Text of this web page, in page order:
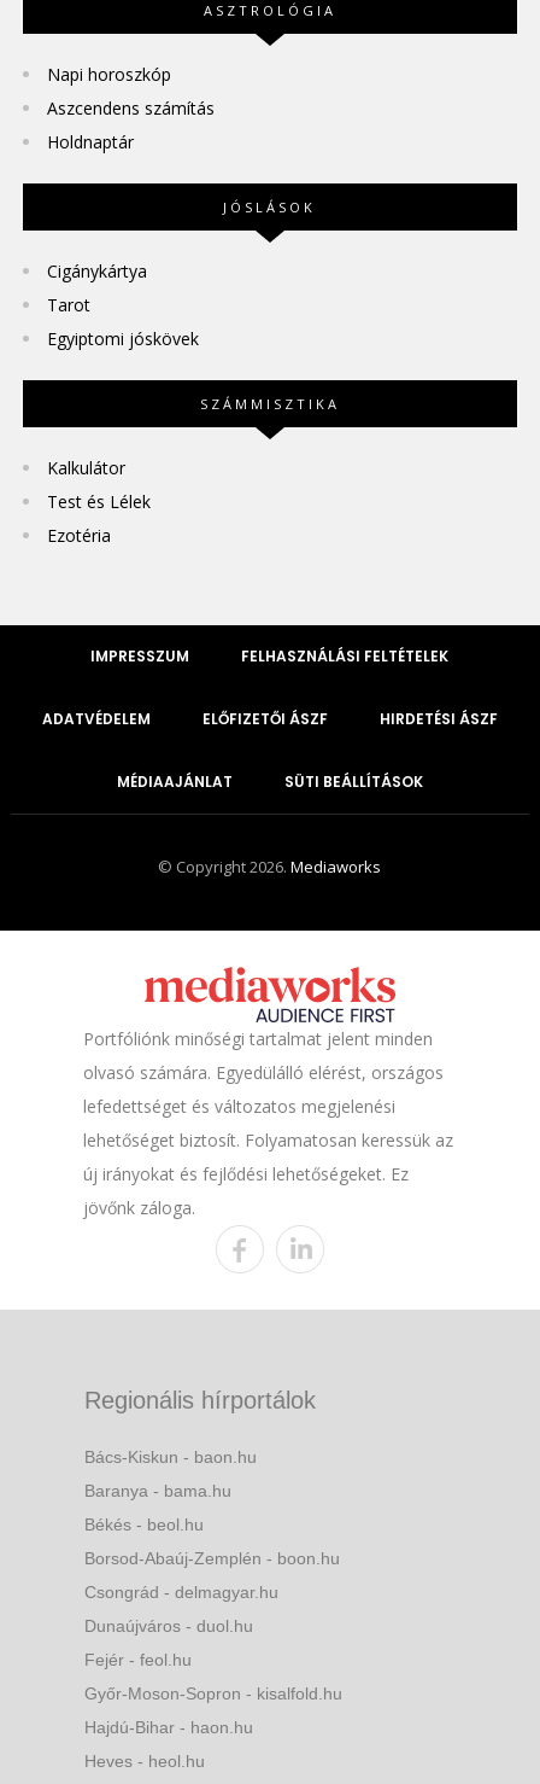
ASZTROLÓGIA
Napi horoszkóp
Aszcendens számítás
Holdnaptár
JÓSLÁSOK
Cigánykártya
Tarot
Egyiptomi jóskövek
SZÁMMISZTIKA
Kalkulátor
Test és Lélek
Ezotéria
IMPRESSZUM FELHASZNÁLÁSI FELTÉTELEK
ADATVÉDELEM ELŐFIZETŐI ÁSZF HIRDETÉSI ÁSZF
MÉDIAAJÁNLAT SÜTI BEÁLLÍTÁSOK
© Copyright 2026.Mediaworks
Portfóliónk minőségi tartalmat jelent minden
olvasó számára. Egyedülálló elérést, országos
lefedettséget és változatos megjelenési
lehetőséget biztosít. Folyamatosan keressük az
új irányokat és fejlődési lehetőségeket. Ez
jövőnk záloga.
Regionális hírportálok
Bács-Kiskun - baon.hu
Baranya - bama.hu
Békés - beol.hu
Borsod-Abaúj-Zemplén - boon.hu
Csongrád - delmagyar.hu
Dunaújváros - duol.hu
Fejér - feol.hu
Győr-Moson-Sopron - kisalfold.hu
Hajdú-Bihar - haon.hu
Heves - heol.hu